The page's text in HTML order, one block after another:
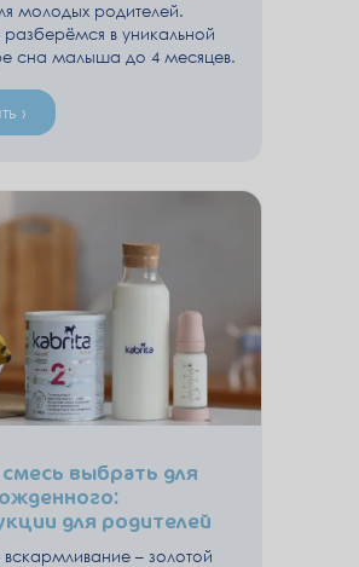
молодых родителей.
разберёмся в уникальной
сна малыша до 4 месяцев.
›
выбрать для
для родителей
вскармливание – золотой